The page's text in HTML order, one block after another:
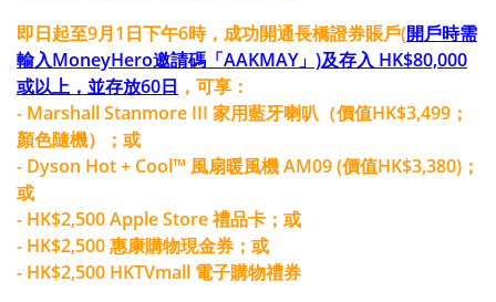
即日起至9月1日下午6時，成功開通長橋證券賬戶(開戶時需
輸入MoneyHero邀請碼「AAKMAY」)及存入 HK$80,000
或以上，並存放60日 ，可享：
- Marshall Stanmore III 家用藍牙喇叭（價值HK$3,499；
顏色隨機）；或
- Dyson Hot + Cool™ 風扇暖風機 AM09 (價值HK$3,380)；
或
- HK$2,500 Apple Store 禮品卡；或
- HK$2,500 惠康購物現金券；或
- HK$2,500 HKTVmall 電子購物禮券